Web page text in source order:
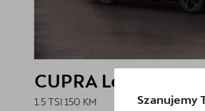
CUPRA Leon
1.5 TSI 150 KM Szanujemy